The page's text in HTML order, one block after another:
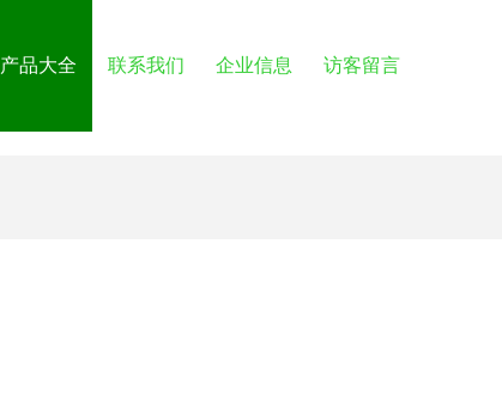
产品大全 联系我们 企业信息 访客留言